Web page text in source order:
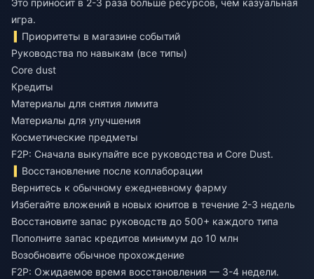
Это приносит в 2-3 раза больше ресурсов, чем казуальная
игра.
Приоритеты в магазине событий
Руководства по навыкам (все типы)
Core dust
Кредиты
Материалы для снятия лимита
Материалы для улучшения
Косметические предметы
F2P: Сначала выкупайте все руководства и Core Dust.
Восстановление после коллаборации
Вернитесь к обычному ежедневному фарму
Избегайте вложений в новых юнитов в течение 2-3 недель
Восстановите запас руководств до 500+ каждого типа
Пополните запас кредитов минимум до 10 млн
Возобновите обычное прохождение
F2P: Ожидаемое время восстановления — 3-4 недели.